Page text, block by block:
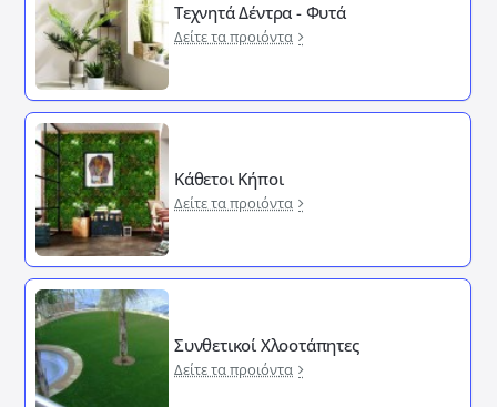
Τεχνητά Δέντρα - Φυτά
Δείτε τα προιόντα
Κάθετοι Κήποι
Δείτε τα προιόντα
Συνθετικοί Χλοοτάπητες
Δείτε τα προιόντα